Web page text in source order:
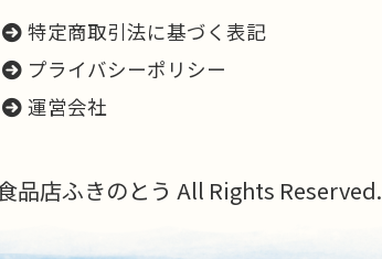
特定商取引法に基づく表記
プライバシーポリシー
運営会社
品店ふきのとう All Rights Reserved.